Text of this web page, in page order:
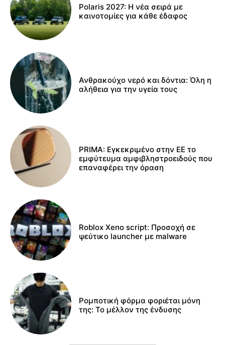
Polaris 2027: Η νέα σειρά με
καινοτομίες για κάθε έδαφος
Ανθρακούχο νερό και δόντια: Όλη η
αλήθεια για την υγεία τους
PRIMA: Εγκεκριμένο στην ΕΕ το
εμφύτευμα αμφιβληστροειδούς που
επαναφέρει την όραση
Roblox Xeno script: Προσοχή σε
ψεύτικο launcher με malware
Ρομποτική φόρμα φοριέται μόνη
της: Το μέλλον της ένδυσης